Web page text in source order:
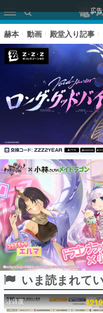
広
ピックアップ
電ファミのいま読まれてい
アプリセール情報
インタビュー
連載・特集一
殿堂入り記事
SNS拡散数が数
ど。多くの人々
事をまとめまし
赫本 動画 殿堂入り記事
いま読まれて
注目度